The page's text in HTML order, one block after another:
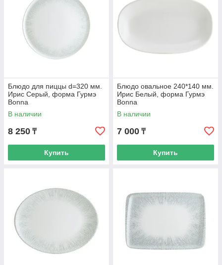
Блюдо для пиццы d=320 мм.
Ирис Серый, форма Гурмэ
Bonna
В наличии
8 250 ₸
Купить
Блюдо овальное 240*140 мм.
Ирис Белый, форма Гурмэ
Bonna
В наличии
7 000 ₸
Купить